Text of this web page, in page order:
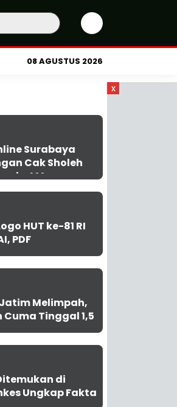
08 AGUSTUS 2026
x
Surabaya
Cak Sholeh
ke MA
HUT ke-81 RI
PDF
Melimpah,
Tinggal 1,5
di
Ungkap Fakta